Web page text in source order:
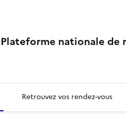
Plateforme nationale de
Retrouvez vos rendez-vous